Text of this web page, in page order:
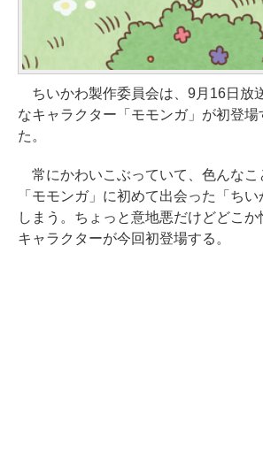
ちいかわ製作委員会は、9月16日放
なキャラクター「モモンガ」が初登場
た。
常にかわいこぶっていて、色んなこ
「モモンガ」に初めて出会った「ち
しまう。ちょっと意地悪だけどどこ
キャラクターが今回初登場する。